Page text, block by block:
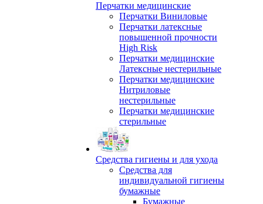
Перчатки медицинские
Перчатки Виниловые
Перчатки латексные
повышенной прочности
High Risk
Перчатки медицинские
Латексные нестерильные
Перчатки медицинские
Нитриловые
нестерильные
Перчатки медицинские
стерильные
Средства гигиены и для ухода
Средства для
индивидуальной гигиены
бумажные
Бумажные